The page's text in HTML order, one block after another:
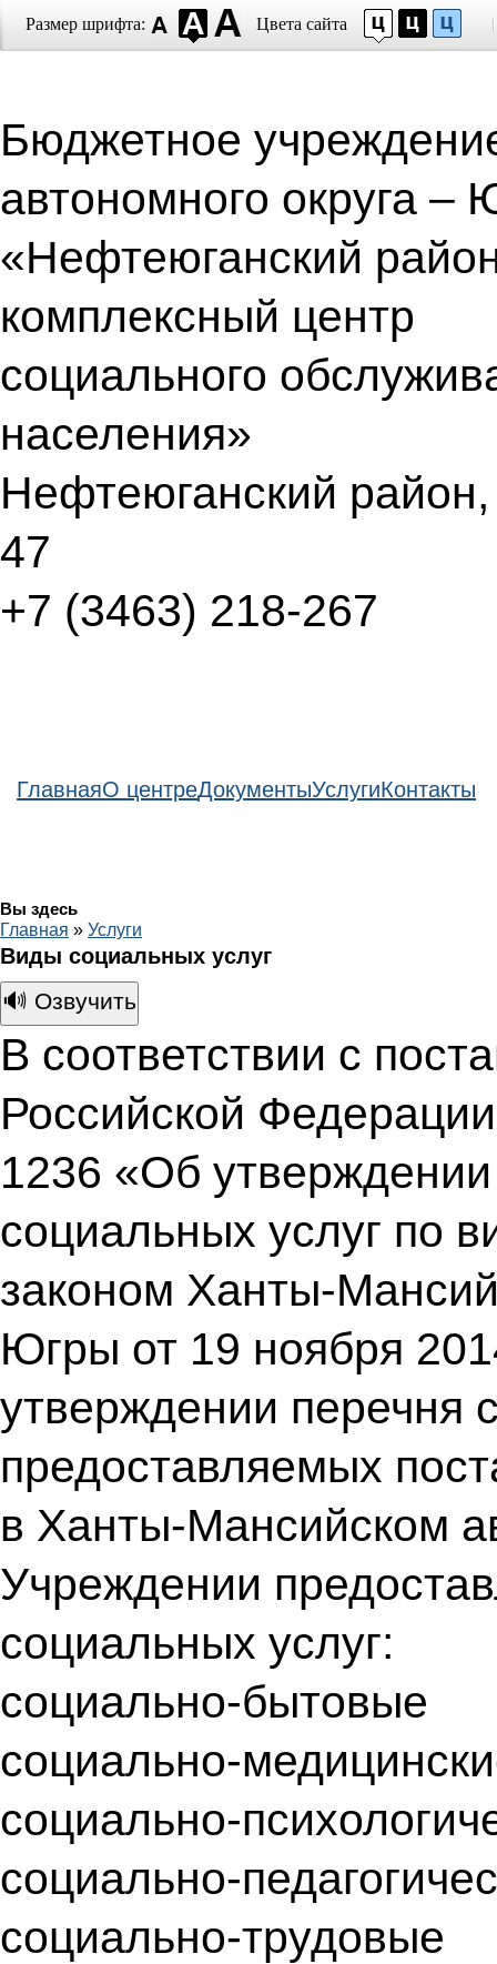
Размер шрифта: Цвета сайта
Бюджетное
автономного округа –
«Нефтеюганский
комплексный центр
социального
населения»
Нефтеюганский район,
47
+7 (3463) 218-267
ГлавнаяО центреДокументыУслугиКонтакты
Вы здесь
Главная » Услуги
Виды социальных услуг
🔊 Озвучить
В соответствии с
Российской
1236 «Об
социальных услуг по
законом Ханты-
Югры от 19 ноября
утверждении перечня
предоставляемых
в Ханты-Мансийском
Учреждении
социальных услуг:
социально-бытовые
социально-
социально-
социально-
социально-трудовые